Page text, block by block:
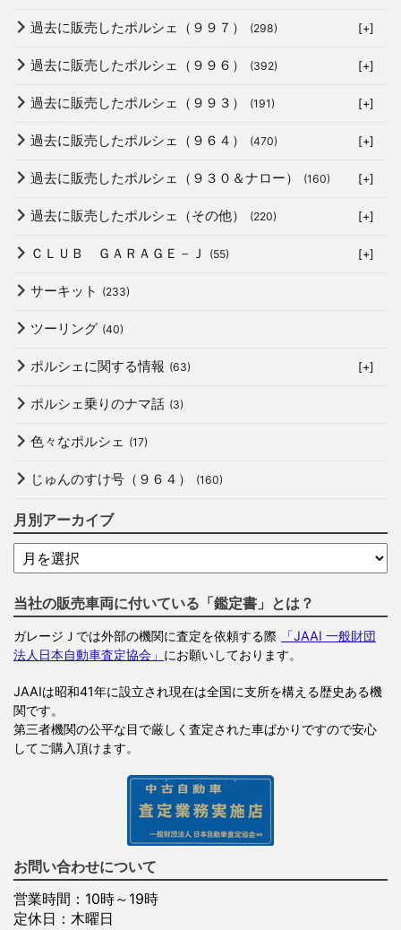
過去に販売したポルシェ（９９７） (298) [+]
過去に販売したポルシェ（９９６） (392) [+]
過去に販売したポルシェ（９９３） (191) [+]
過去に販売したポルシェ（９６４） (470) [+]
過去に販売したポルシェ（９３０＆ナロー） (160) [+]
過去に販売したポルシェ（その他） (220) [+]
ＣＬＵＢ ＧＡＲＡＧＥ－Ｊ (55) [+]
サーキット (233)
ツーリング (40)
ポルシェに関する情報 (63) [+]
ポルシェ乗りのナマ話 (3)
色々なポルシェ (17)
じゅんのすけ号（９６４） (160)
月別アーカイブ
当社の販売車両に付いている「鑑定書」とは？
ガレージＪでは外部の機関に査定を依頼する際
「JAAI 一般財団
法人日本自動車査定協会」 にお願いしております。
JAAIは昭和41年に設立され現在は全国に支所を構える歴史ある機
関です。
第三者機関の公平な目で厳しく査定された車ばかりですので安心
してご購入頂けます。
お問い合わせについて
営業時間：10時～19時
定休日：木曜日